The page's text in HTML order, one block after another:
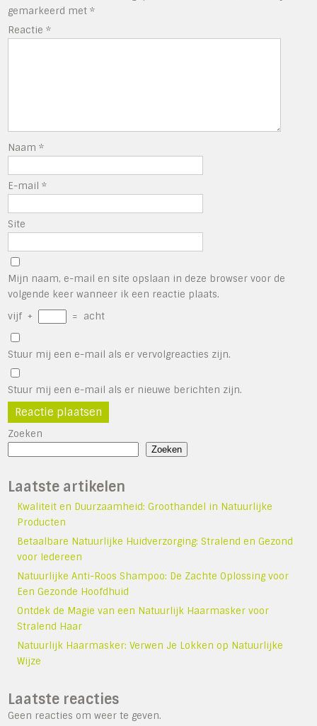
gemarkeerd met*
Reactie*
Naam*
E-mail*
Site
Mijn naam, e-mail en site opslaan in deze browser voor de
volgende keer wanneer ik een reactie plaats.
vijf + = acht
Stuur mij een e-mail als er vervolgreacties zijn.
Stuur mij een e-mail als er nieuwe berichten zijn.
Zoeken
Zoeken
Laatste artikelen
Kwaliteit en Duurzaamheid: Groothandel in Natuurlijke
Producten
Betaalbare Natuurlijke Huidverzorging: Stralend en Gezond
voor Iedereen
Natuurlijke Anti-Roos Shampoo: De Zachte Oplossing voor
Een Gezonde Hoofdhuid
Ontdek de Magie van een Natuurlijk Haarmasker voor
Stralend Haar
Natuurlijk Haarmasker: Verwen Je Lokken op Natuurlijke
Wijze
Laatste reacties
Geen reacties om weer te geven.